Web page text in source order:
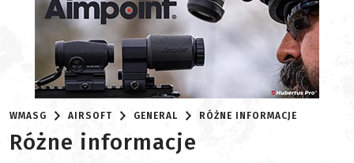
WMASG AIRSOFT GENERAL RÓŻNE INFORMACJE
Różne informacje